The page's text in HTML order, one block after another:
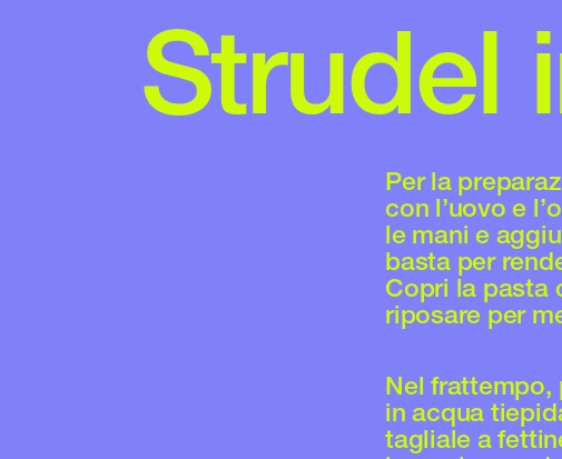
Strudel
Per la
con l’uovo e
le mani e
basta per
Copri la pasta
riposare per
Nel frattempo,
in acqua
tagliale a